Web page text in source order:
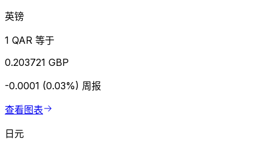
英镑
1 QAR 等于
0.203721 GBP
-0.0001 (0.03%) 周报
查看图表
日元